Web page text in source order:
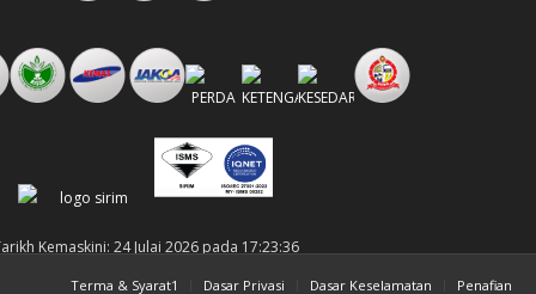
Kemaskini: 24 Julai 2026 pada 17:23:36
Terma & Syarat1 Dasar Privasi Dasar Keselamatan Penafian